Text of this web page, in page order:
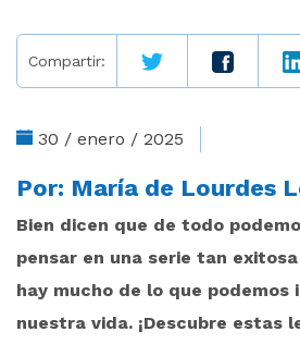
Compartir:
30 / enero / 2025
Por: María de Lourdes
Bien dicen que de todo
pensar en una serie tan
hay mucho de lo que podemos
nuestra vida. ¡Descubre estas